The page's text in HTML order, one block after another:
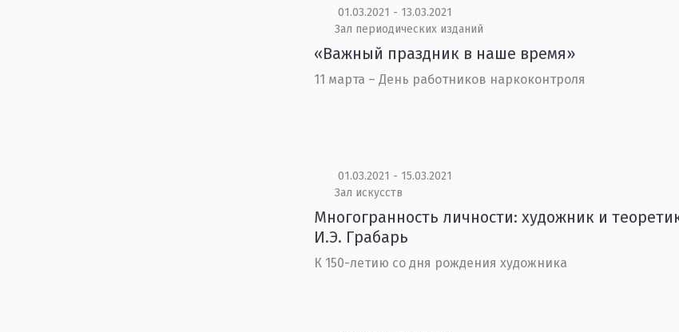
01.03.2021 - 13.03.2021
Зал периодических изданий
«Важный праздник в наше время»
11 марта – День работников наркоконтроля
01.03.2021 - 15.03.2021
Зал искусств
Многогранность личности: художник и
И.Э. Грабарь
К 150-летию со дня рождения художника